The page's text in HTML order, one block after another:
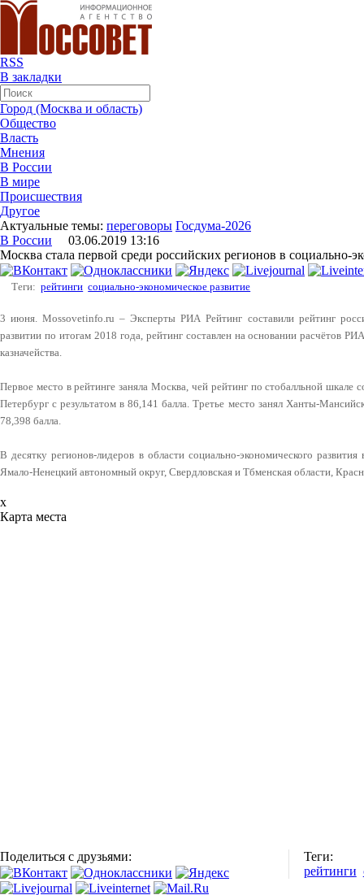
RSS
В закладки
Город (Москва и область)
Общество
Власть
Мнения
В России
В мире
Происшествия
Другое
Актуальные темы: переговоры Госдума-2026
В России 03.06.2019 13:16
Москва стала первой среди российских регионов в социально-
Теги: рейтинги социально-экономическое развитие
3 июня. Mossovetinfo.ru – Эксперты РИА Рейтинг составили рейтинг
развитии по итогам 2018 года, рейтинг составлен на основании расчётов
казначейства.
Первое место в рейтинге заняла Москва, чей рейтинг по стобалльной шкале
Петербург с результатом в 86,141 балла. Третье место занял Ханты-
78,398 балла.
В десятку регионов-лидеров в области социально-экономического
Ямало-Ненецкий автономный округ, Свердловская и Тбменская области,
x
Карта места
Поделиться с друзьями:
Теги:
рейтинги